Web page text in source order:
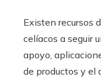
Existen recursos
celíacos a seguir
apoyo,
de productos y el